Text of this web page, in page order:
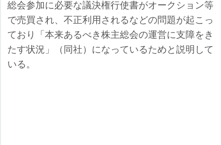
総会参加に必要な議決権行使書がオークション等
で売買され、不正利用されるなどの問題が起こっ
ており「本来あるべき株主総会の運営に支障をき
たす状況」（同社）になっているためと説明して
いる。